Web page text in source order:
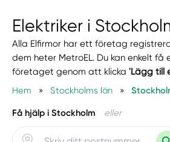
Elektriker i
Alla Elfirmor har ett företag
dem heter MetroEL. Du kan enkelt få
företaget genom att klicka'Lägg till
Hem
» Stockholms län »
Få hjälp i Stockholm eller